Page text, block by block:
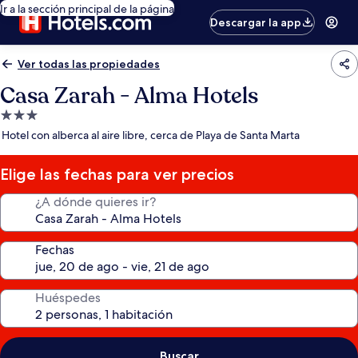
Ir a la sección principal de la página
Descargar la app
Ver todas las propiedades
Casa Zarah - Alma Hotels
Propiedad
de
estrellas
Hotel con alberca al aire libre, cerca de Playa de Santa Marta
Elige las fechas para ver precios
¿A dónde quieres ir?
Fechas
Huéspedes